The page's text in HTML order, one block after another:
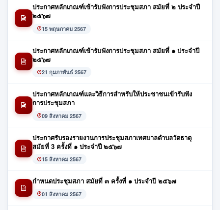
ประกาศหลักเกณฑ์เข้ารับฟังการประชุมสภา สมัยที่ ๒ ประจำปี
๒๕๖๗
15 พฤษภาคม 2567
ประกาศหลักเกณฑ์เข้ารับฟังการประชุมสภา สมัยที่ ๑ ประจำปี
๒๕๖๗
21 กุมภาพันธ์ 2567
ประกาศหลักเกณฑ์และวิธีการสำหรับให้ประชาชนเข้ารับฟัง
การประชุมสภา
09 สิงหาคม 2567
ประกาศรับรองรายงานการประชุมสภาเทศบาลตำบลวัดธาตุ
สมัยที่ 3 ครั้งที่ ๑ ประจำปี ๒๕๖๗
15 สิงหาคม 2567
กำหนดประชุมสภา สมัยที่ ๓ ครั้งที่ ๑ ประจำปี ๒๕๖๗
01 สิงหาคม 2567